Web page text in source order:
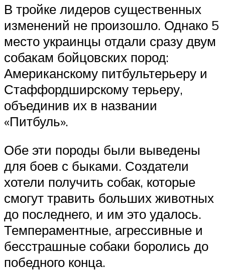
В тройке лидеров существенных
изменений не произошло. Однако 5
место украинцы отдали сразу двум
собакам бойцовских пород:
Американскому питбультерьеру и
Стаффордширскому терьеру,
объединив их в названии
«Питбуль».
Обе эти породы были выведены
для боев с быками. Создатели
хотели получить собак, которые
смогут травить больших животных
до последнего, и им это удалось.
Темпераментные, агрессивные и
бесстрашные собаки боролись до
победного конца.